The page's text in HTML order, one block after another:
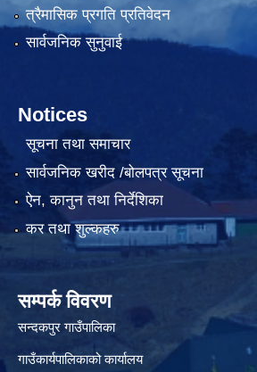
त्रैमासिक प्रगति प्रतिवेदन
सार्वजनिक सुनुवाई
Notices
सूचना तथा समाचार
सार्वजनिक खरीद /बोलपत्र सूचना
ऐन, कानुन तथा निर्देशिका
कर तथा शुल्कहरु
सम्पर्क विवरण
सन्दकपुर गाउँपालिका
गाउँकार्यपालिकाको कार्यालय